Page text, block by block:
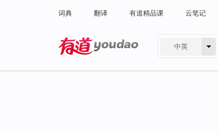
词典 翻译 有道精品课 云笔记
中英